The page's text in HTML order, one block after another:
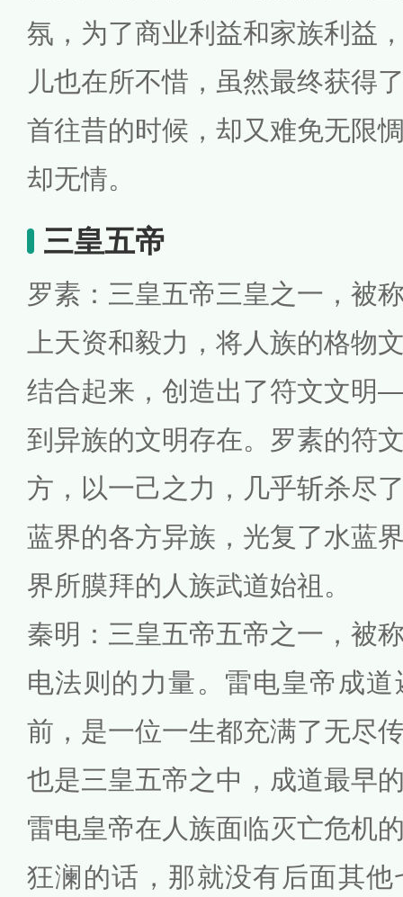
氛，为了商业利益和家族利益
儿也在所不惜，虽然最终获得
首往昔的时候，却又难免无限
却无情。
三皇五帝
罗素：三皇五帝三皇之一，被
上天资和毅力，将人族的格物
结合起来，创造出了符文文
到异族的文明存在。罗素的符
方，以一己之力，几乎斩杀尽
蓝界的各方异族，光复了水蓝
界所膜拜的人族武道始祖。
秦明：三皇五帝五帝之一，被
电法则的力量。雷电皇帝成
前，是一位一生都充满了无尽
也是三皇五帝之中，成道最早
雷电皇帝在人族面临灭亡危机
狂澜的话，那就没有后面其